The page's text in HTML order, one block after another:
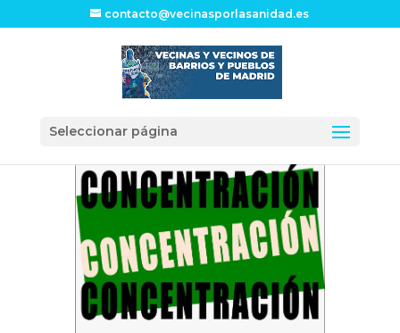
contacto@vecinasporlasanidad.es
Seleccionar página